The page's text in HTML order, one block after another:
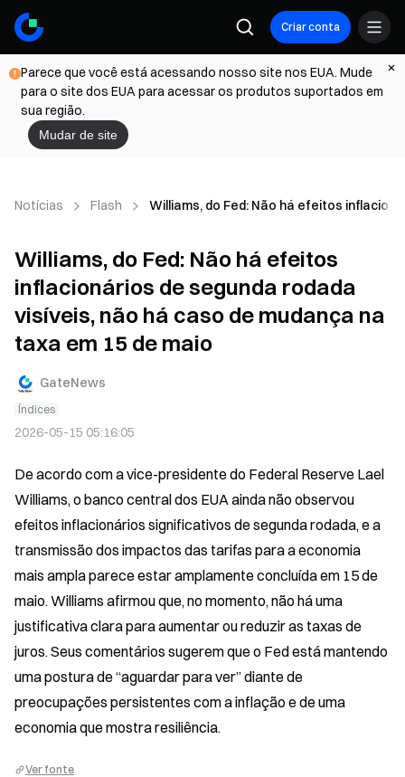
Criar conta
Parece que você está acessando nosso site nos EUA. Mude
para o site dos EUA para acessar os produtos suportados em
sua região.
Mudar de site
Notícias Flash Williams, do Fed: Não há efeitos
Williams, do Fed: Não há efeitos
inflacionários de segunda rodada
visíveis, não há caso de mudança na
taxa em 15 de maio
GateNews
Índices
2026-05-15 05:16:05
De acordo com a vice-presidente do Federal Reserve Lael
Williams, o banco central dos EUA ainda não observou
efeitos inflacionários significativos de segunda rodada, e a
transmissão dos impactos das tarifas para a economia
mais ampla parece estar amplamente concluída em 15 de
maio. Williams afirmou que, no momento, não há uma
justificativa clara para aumentar ou reduzir as taxas de
juros. Seus comentários sugerem que o Fed está mantendo
uma postura de “aguardar para ver” diante de
preocupações persistentes com a inflação e de uma
economia que mostra resiliência.
Ver fonte